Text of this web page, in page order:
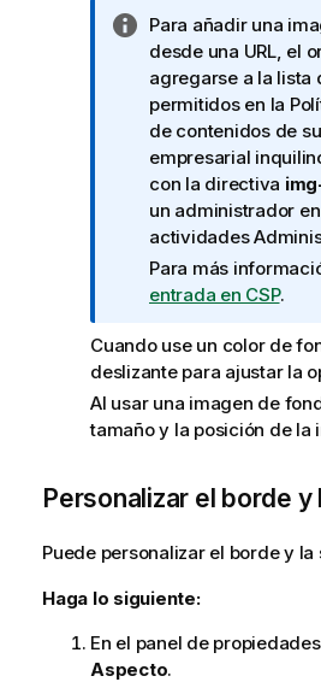
N
o
t
a
i
n
f
o
r
m
a
i
v
a
Para añadir una
desde una URL, el
agregarse a la lista
permitidos en la
de contenidos de
empresarial
con la directiva
un administrador
actividades
Para más
entrada en CSP.
Cuando use un color de
deslizante para ajustar la
Al usar una imagen de
tamaño y la posición de la
Personalizar el borde y
Puede personalizar el borde y
Haga lo siguiente:
En el panel de
Aspecto.